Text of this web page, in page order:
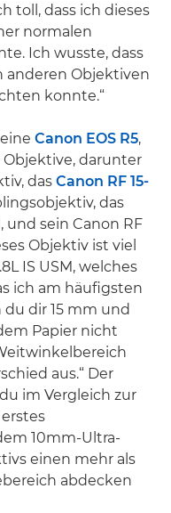
toll, dass ich dieses
normalen
Ich wusste, dass
anderen Objektiven
konnte.“
Canon EOS R5,
darunter
das Canon RF 15-
das
und sein Canon RF
Objektiv ist viel
IS USM, welches
ich am häufigsten
du dir 15 mm und
Papier nicht
aus.“ Der
im Vergleich zur
10mm-Ultra-
einen mehr als
abdecken